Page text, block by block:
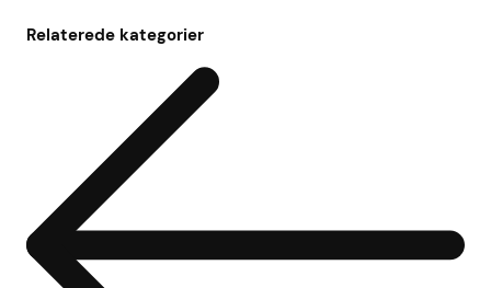
Relaterede kategorier